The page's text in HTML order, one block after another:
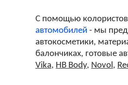
С помощью
автомобилей - мы
автокосметики,
балончиках, готовые
Vika, HB Body, Novol,